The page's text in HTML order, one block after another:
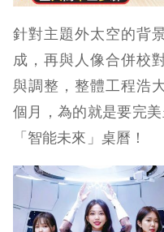
針對主題外太空的背
成，再與人像合併校
與調整，整體工程浩
個月，為的就是要完
「智能未來」桌曆！